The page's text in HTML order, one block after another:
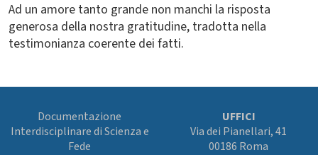
Ad un amore tanto grande non manchi la risposta
generosa della nostra gratitudine, tradotta nella
testimonianza coerente dei fatti.
Documentazione
Interdisciplinare di Scienza e
Fede
UFFICI
Via dei Pianellari, 41
00186 Roma